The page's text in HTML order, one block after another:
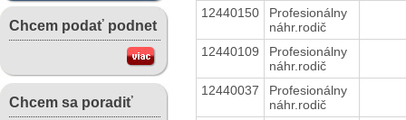
Chcem podať podnet
Chcem sa poradiť
12440150
Profesionálny
náhr.rodič
12440109
Profesionálny
náhr.rodič
12440037
Profesionálny
náhr.rodič